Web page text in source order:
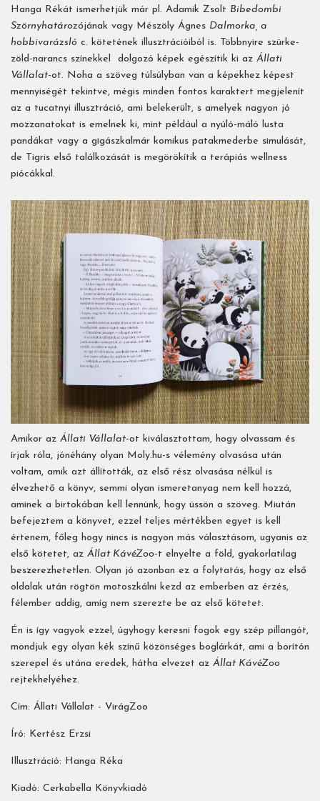
Hanga Rékát ismerhetjük már pl. Adamik Zsolt Bibedombi
Szörnyhatározójának vagy Mészöly Ágnes Dalmorka, a
hobbivarázsló c. kötetének illusztrációiból is. Többnyire szürke-
zöld-narancs színekkel dolgozó képek egészítik ki az Állati
Vállalat-ot. Noha a szöveg túlsúlyban van a képekhez képest
mennyiségét tekintve, mégis minden fontos karaktert megjelenít
az a tucatnyi illusztráció, ami belekerült, s amelyek nagyon jó
mozzanatokat is emelnek ki, mint például a nyúló-máló lusta
pandákat vagy a gigászkalmár komikus patakmederbe simulását,
de Tigris első találkozását is megörökítik a terápiás wellness
piócákkal.
Amikor az Állati Vállalat-ot kiválasztottam, hogy olvassam és
írjak róla, jónéhány olyan Moly.hu-s vélemény olvasása után
voltam, amik azt állították, az első rész olvasása nélkül is
élvezhető a könyv, semmi olyan ismeretanyag nem kell hozzá,
aminek a birtokában kell lennünk, hogy üssön a szöveg. Miután
befejeztem a könyvet, ezzel teljes mértékben egyet is kell
értenem, főleg hogy nincs is nagyon más választásom, ugyanis az
első kötetet, az Állat KávéZoo-t elnyelte a föld, gyakorlatilag
beszerezhetetlen. Olyan jó azonban ez a folytatás, hogy az első
oldalak után rögtön motoszkálni kezd az emberben az érzés,
félember addig, amíg nem szerezte be az első kötetet.
Én is így vagyok ezzel, úgyhogy keresni fogok egy szép pillangót,
mondjuk egy olyan kék színű közönséges boglárkát, ami a borítón
szerepel és utána eredek, hátha elvezet az Állat KávéZoo
rejtekhelyéhez.
Cím: Állati Vállalat - VirágZoo
Író: Kertész Erzsi
Illusztráció: Hanga Réka
Kiadó: Cerkabella Könyvkiadó